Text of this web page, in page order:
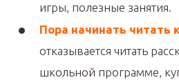
игры, полезные занятия.
Пора начинать читать
отказывается читать
школьной программе,